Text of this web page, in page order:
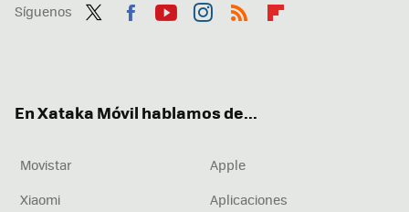
Síguenos
En Xataka Móvil hablamos de...
Movistar
Apple
Xiaomi
Aplicaciones